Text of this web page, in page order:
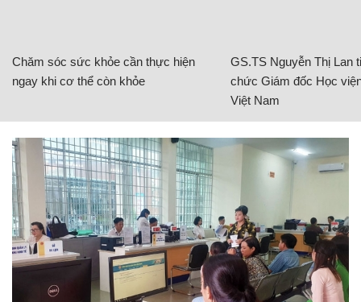
Chăm sóc sức khỏe cần thực hiện
ngay khi cơ thể còn khỏe
GS.TS Nguyễn Thị Lan
chức Giám đốc Học
Việt Nam